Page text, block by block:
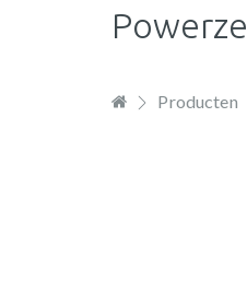
Producten